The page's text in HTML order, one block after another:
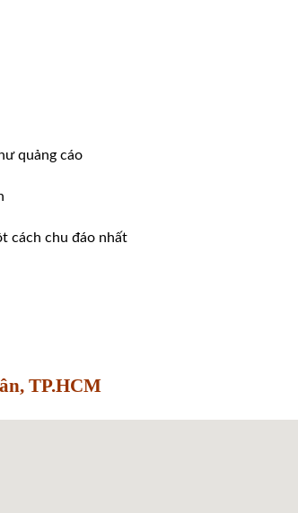
quảng cáo
cách chu đáo nhất
TP.HCM